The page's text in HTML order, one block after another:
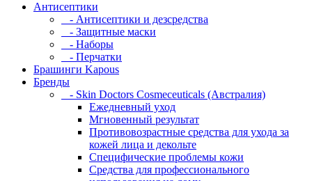
Антисептики
- Антисептики и дезсредства
- Защитные маски
- Наборы
- Перчатки
Брашинги Kapous
Бренды
- Skin Doctors Cosmeceuticals (Австралия)
Ежедневный уход
Мгновенный результат
Противовозрастные средства для ухода за
кожей лица и декольте
Специфические проблемы кожи
Средства для профессионального